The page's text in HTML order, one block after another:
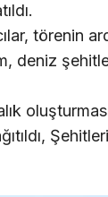
törenin
deniz